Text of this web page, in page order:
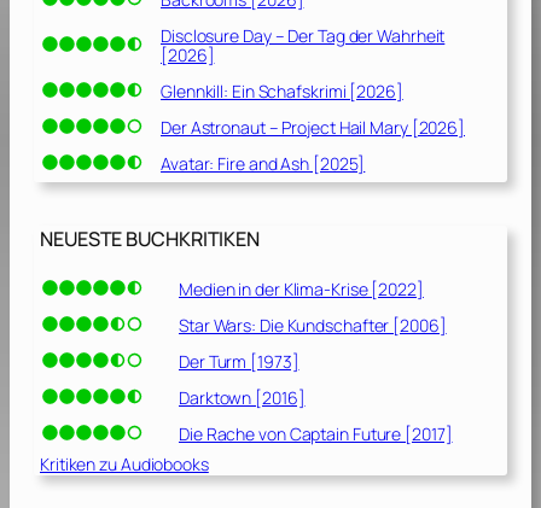
Disclosure Day – Der Tag der Wahrheit
[2026]
Glennkill: Ein Schafskrimi [2026]
Der Astronaut – Project Hail Mary [2026]
Avatar: Fire and Ash [2025]
NEUESTE BUCHKRITIKEN
Medien in der Klima-Krise [2022]
Star Wars: Die Kundschafter [2006]
Der Turm [1973]
Darktown [2016]
Die Rache von Captain Future [2017]
Kritiken zu Audiobooks